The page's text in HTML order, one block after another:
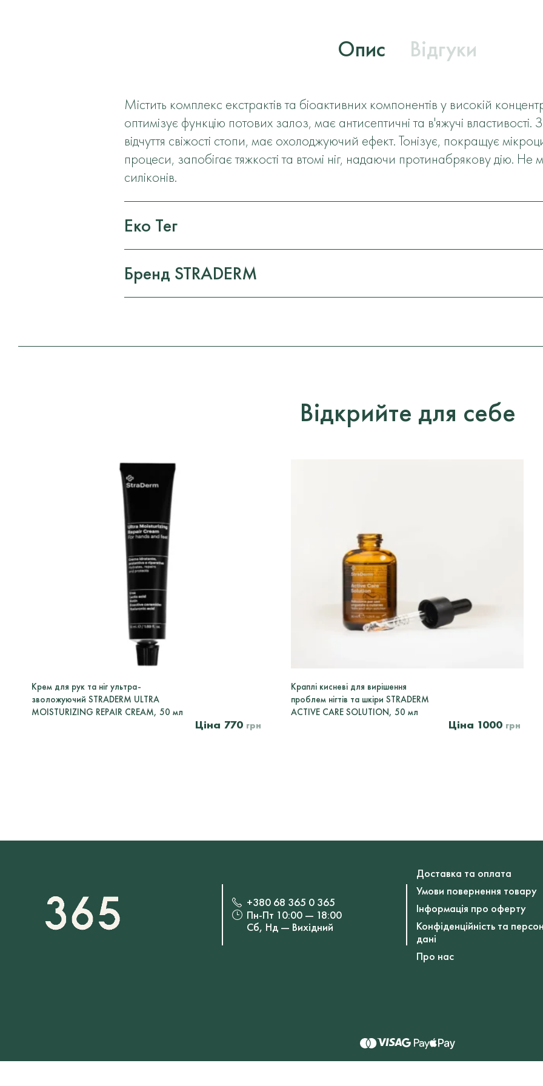
Опис Відгуки
Містить комплекс екстрактів та біоактивних компонентів у високій
оптимізує функцію потових залоз, має антисептичні та в'яжучі
відчуття свіжості стопи, має охолоджуючий ефект. Тонізує, покращує
процеси, запобігає тяжкості та втомі ніг, надаючи протинабрякову дію. Не
силіконів.
Еко Тег
Бренд STRADERM
Відкрийте для себе
Крем для рук та ніг ультра-
зволожуючий STRADERM ULTRA
MOISTURIZING REPAIR CREAM, 50 мл
770 грн
Краплі кисневі для вирішення
проблем нігтів та шкіри STRADERM
ACTIVE CARE SOLUTION, 50 мл
1000 грн
+380 68 365 0 365
Пн-Пт 10:00 — 18:00
Сб, Нд — Вихідний
Доставка та оплата
Умови повернення товару
Інформація про оферту
Конфіденційність та
дані
Про нас